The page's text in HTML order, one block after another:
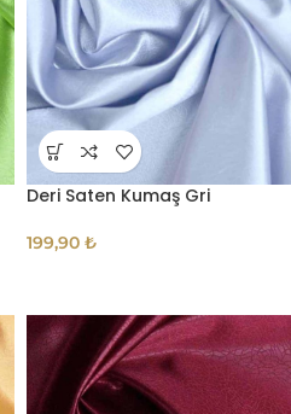
Deri Saten Kumaş Gri
199,90 ₺